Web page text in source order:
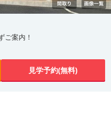
ご案内！
見学予約(無料)